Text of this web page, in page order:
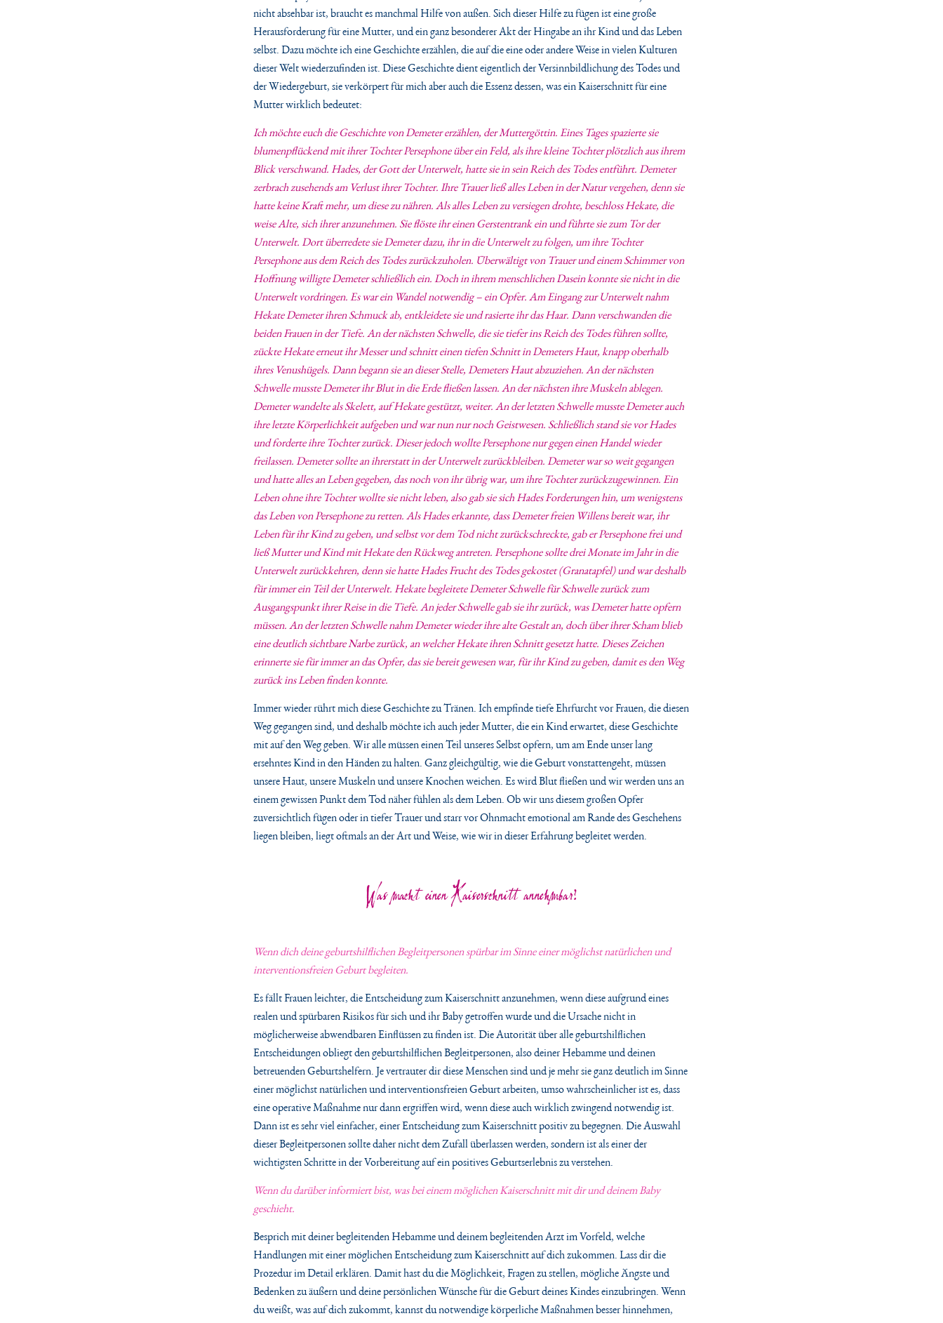
nicht absehbar ist, braucht es manchmal Hilfe von außen. Sich dieser Hilfe zu fügen ist eine große
Herausforderung für eine Mutter, und ein ganz besonderer Akt der Hingabe an ihr Kind und das Leben
selbst.Dazu möchte ich eine Geschichte erzählen, die auf die eine oder andere Weise in vielen Kulturen
dieser Welt wiederzufinden ist. Diese Geschichte dient eigentlich der Versinnbildlichung des Todes und
der Wiedergeburt, sie verkörpert für mich aber auch die Essenz dessen, was ein Kaiserschnitt für eine
Mutter wirklich bedeutet:
Ich möchte euch die Geschichte von Demeter erzählen, der Muttergöttin. Eines Tages spazierte sie
blumenpflückend mit ihrer Tochter Persephone über ein Feld, als ihre kleine Tochter plötzlich aus ihrem
Blick verschwand. Hades, der Gott der Unterwelt, hatte sie in sein Reich des Todes entführt. Demeter
zerbrach zusehends am Verlust ihrer Tochter. Ihre Trauer ließ alles Leben in der Natur vergehen, denn sie
hatte keine Kraft mehr, um diese zu nähren. Als alles Leben zu versiegen drohte, beschloss Hekate, die
weise Alte, sich ihrer anzunehmen. Sie flöste ihr einen Gerstentrank ein und führte sie zum Tor der
Unterwelt. Dort überredete sie Demeter dazu, ihr in die Unterwelt zu folgen, um ihre Tochter
Persephone aus dem Reich des Todes zurückzuholen. Überwältigt von Trauer und einem Schimmer von
Hoffnung willigte Demeter schließlich ein. Doch in ihrem menschlichen Dasein konnte sie nicht in die
Unterwelt vordringen. Es war ein Wandel notwendig – ein Opfer. Am Eingang zur Unterwelt nahm
Hekate Demeter ihren Schmuck ab, entkleidete sie und rasierte ihr das Haar. Dann verschwanden die
beiden Frauen in der Tiefe. An der nächsten Schwelle, die sie tiefer ins Reich des Todes führen sollte,
zückte Hekate erneut ihr Messer und schnitt einen tiefen Schnitt in Demeters Haut, knapp oberhalb
ihres Venushügels. Dann begann sie an dieser Stelle, Demeters Haut abzuziehen. An der nächsten
Schwelle musste Demeter ihr Blut in die Erde fließen lassen. An der nächsten ihre Muskeln ablegen.
Demeter wandelte als Skelett, auf Hekate gestützt, weiter. An der letzten Schwelle musste Demeter auch
ihre letzte Körperlichkeit aufgeben und war nun nur noch Geistwesen. Schließlich stand sie vor Hades
und forderte ihre Tochter zurück. Dieser jedoch wollte Persephone nur gegen einen Handel wieder
freilassen. Demeter sollte an ihrerstatt in der Unterwelt zurückbleiben. Demeter war so weit gegangen
und hatte alles an Leben gegeben, das noch von ihr übrig war, um ihre Tochter zurückzugewinnen. Ein
Leben ohne ihre Tochter wollte sie nicht leben, also gab sie sich Hades Forderungen hin, um wenigstens
das Leben von Persephone zu retten. Als Hades erkannte, dass Demeter freien Willens bereit war, ihr
Leben für ihr Kind zu geben, und selbst vor dem Tod nicht zurückschreckte, gab er Persephone frei und
ließ Mutter und Kind mit Hekate den Rückweg antreten. Persephone sollte drei Monate im Jahr in die
Unterwelt zurückkehren, denn sie hatte Hades Frucht des Todes gekostet (Granatapfel) und war deshalb
für immer ein Teil der Unterwelt. Hekate begleitete Demeter Schwelle für Schwelle zurück zum
Ausgangspunkt ihrer Reise in die Tiefe. An jeder Schwelle gab sie ihr zurück, was Demeter hatte opfern
müssen. An der letzten Schwelle nahm Demeter wieder ihre alte Gestalt an, doch über ihrer Scham blieb
eine deutlich sichtbare Narbe zurück, an welcher Hekate ihren Schnitt gesetzt hatte. Dieses Zeichen
erinnerte sie für immer an das Opfer, das sie bereit gewesen war, für ihr Kind zu geben, damit es den Weg
zurück ins Leben finden konnte.
Immer wieder rührt mich diese Geschichte zu Tränen. Ich empfinde tiefe Ehrfurcht vor Frauen, die diesen
Weg gegangen sind, und deshalb möchte ich auch jeder Mutter, die ein Kind erwartet, diese Geschichte
mit auf den Weg geben. Wir alle müssen einen Teil unseres Selbst opfern, um am Ende unser lang
ersehntes Kind in den Händen zu halten. Ganz gleichgültig, wie die Geburt vonstattengeht, müssen
unsere Haut, unsere Muskeln und unsere Knochen weichen. Es wird Blut fließen und wir werden uns an
einem gewissen Punkt dem Tod näher fühlen als dem Leben. Ob wir uns diesem großen Opfer
zuversichtlich fügen oder in tiefer Trauer und starr vor Ohnmacht emotional am Rande des Geschehens
liegen bleiben, liegt oftmals an der Art und Weise, wie wir in dieser Erfahrung begleitet werden.
Was macht einen Kaiserschnitt annehmbar?
Wenn dich deine geburtshilflichen Begleitpersonenspürbar im Sinne einer möglichst natürlichenund
interventionsfreien Geburt begleiten.
Es fällt Frauen leichter, die Entscheidung zum Kaiserschnitt anzunehmen, wenn diese aufgrund eines
realen und spürbaren Risikos für sich und ihr Baby getroffen wurde und die Ursache nicht in
möglicherweise abwendbaren Einflüssen zu finden ist. Die Autorität über alle geburtshilflichen
Entscheidungen obliegt den geburtshilflichen Begleitpersonen, also deiner Hebamme und deinen
betreuenden Geburtshelfern. Je vertrauter dir diese Menschen sind und je mehr sie ganz deutlich im Sinne
einer möglichst natürlichen und interventionsfreien Geburt arbeiten, umso wahrscheinlicher ist es, dass
eine operative Maßnahme nur dann ergriffen wird, wenn diese auch wirklich zwingend notwendig ist.
Dann ist es sehr viel einfacher, einer Entscheidung zum Kaiserschnitt positiv zu begegnen. Die Auswahl
dieser Begleitpersonen sollte daher nicht dem Zufall überlassen werden, sondern ist als einer der
wichtigsten Schritte in der Vorbereitung auf ein positives Geburtserlebnis zu verstehen.
Wenn du darüber informiert bist, was bei einem möglichen Kaiserschnittmit dir und deinem Baby
geschieht.
Besprich mit deiner begleitenden Hebamme und deinem begleitenden Arzt im Vorfeld, welche
Handlungen mit einer möglichen Entscheidung zum Kaiserschnitt auf dich zukommen. Lass dir die
Prozedur im Detail erklären. Damit hast du die Möglichkeit, Fragen zu stellen, mögliche Ängste und
Bedenken zu äußern und deine persönlichen Wünsche für die Geburt deines Kindes einzubringen. Wenn
du weißt, was auf dich zukommt, kannst du notwendige körperliche Maßnahmen besser hinnehmen,